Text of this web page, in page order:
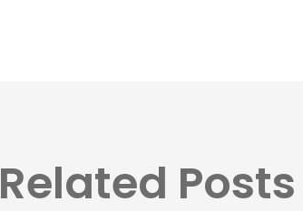
Related Posts